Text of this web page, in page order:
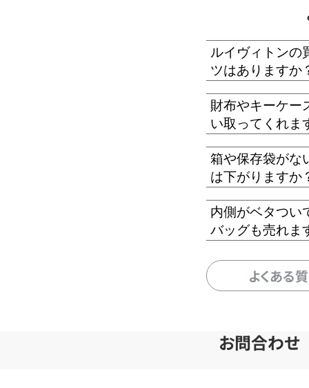
ルイヴィトンの
ツはありますか
財布やキーケー
い取ってくれま
箱や保存袋がな
は下がりますか
内側がベタつい
バッグも売れま
よくある
お問合わせ